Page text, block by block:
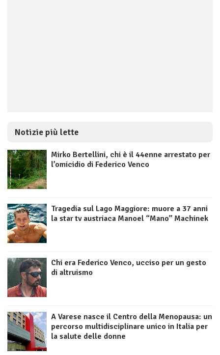
Notizie più lette
Mirko Bertellini, chi è il 44enne arrestato per
l’omicidio di Federico Venco
Tragedia sul Lago Maggiore: muore a 37 anni
la star tv austriaca Manoel “Mano” Machinek
Chi era Federico Venco, ucciso per un gesto
di altruismo
A Varese nasce il Centro della Menopausa: un
percorso multidisciplinare unico in Italia per
la salute delle donne